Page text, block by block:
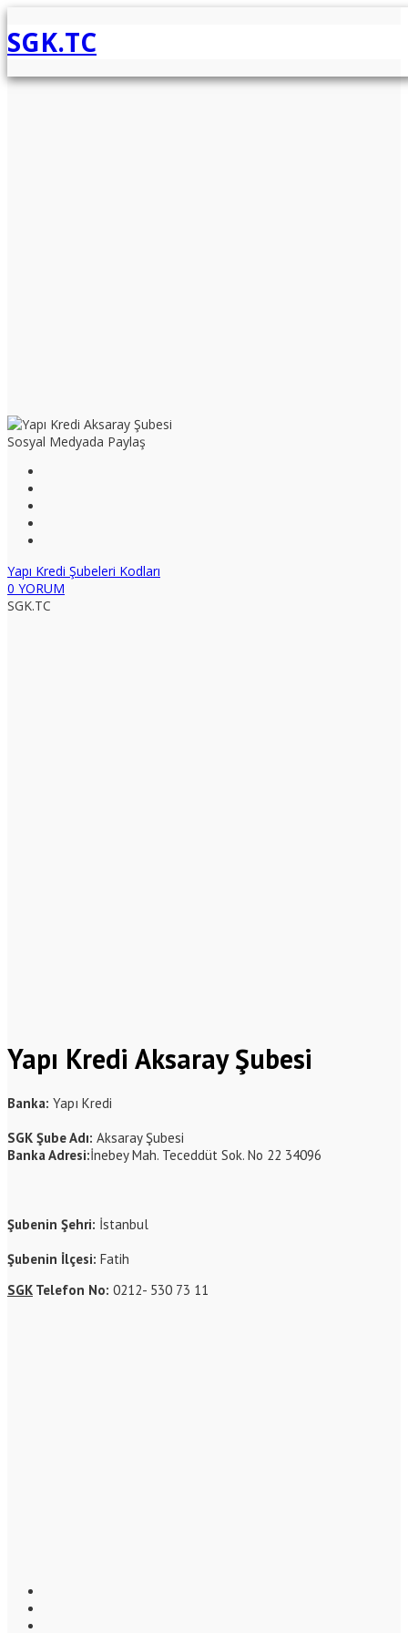
SGK.TC
Sosyal Medyada Paylaş
Yapı Kredi Şubeleri Kodları
0 YORUM
SGK.TC
Yapı Kredi Aksaray Şubesi
Banka: Yapı Kredi
SGK Şube Adı: Aksaray Şubesi
Banka Adresi:İnebey Mah. Teceddüt Sok. No 22 34096
Şubenin Şehri: İstanbul
Şubenin İlçesi: Fatih
SGK Telefon No: 0212- 530 73 11